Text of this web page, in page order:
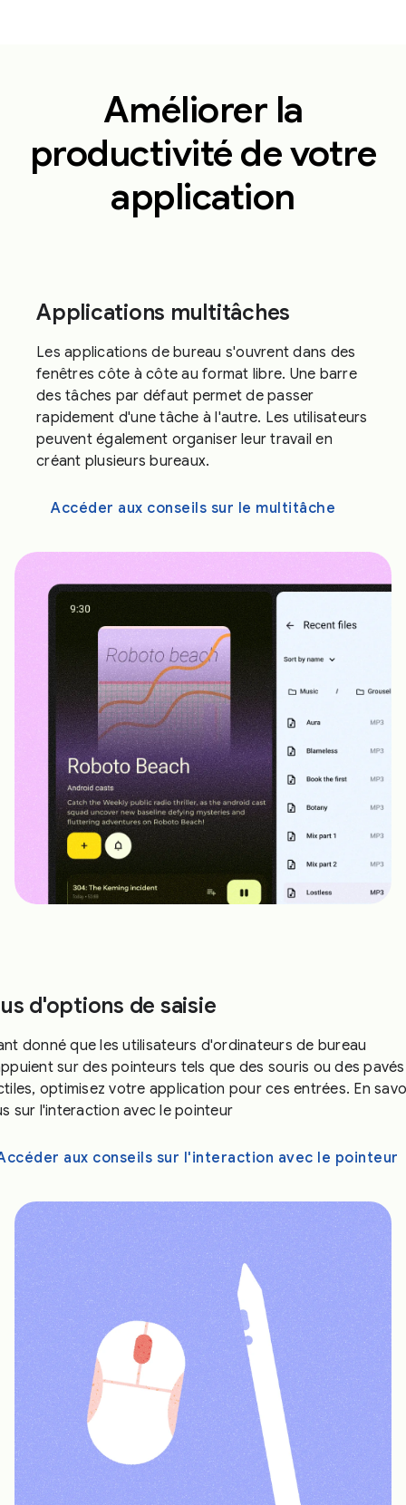
Améliorer la
productivité de votre
application
Applications multitâches
Les applications de bureau s'ouvrent dans des
fenêtres côte à côte au format libre. Une barre
des tâches par défaut permet de passer
rapidement d'une tâche à l'autre. Les utilisateurs
peuvent également organiser leur travail en
créant plusieurs bureaux.
Accéder aux conseils sur le multitâche
d'options de saisie
donné que les utilisateurs d'ordinateurs de bureau
sur des pointeurs tels que des souris ou des pavés
optimisez votre application pour ces entrées. En
sur l'interaction avec le pointeur
aux conseils sur l'interaction avec le pointeur